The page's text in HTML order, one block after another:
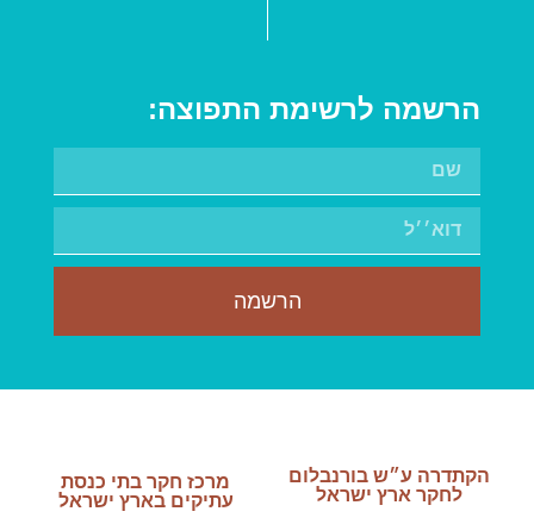
הרשמה לרשימת התפוצה:
הרשמה
הקתדרה ע״ש בורנבלום
לחקר ארץ ישראל
מרכז חקר בתי כנסת
עתיקים בארץ ישראל